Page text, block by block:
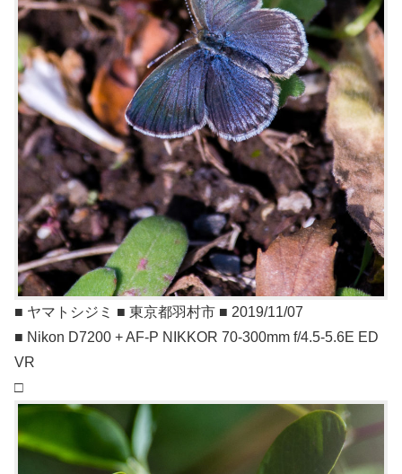
■ ヤマトシジミ ■ 東京都羽村市 ■ 2019/11/07
■ Nikon D7200 + AF-P NIKKOR 70-300mm f/4.5-5.6E ED
VR
□